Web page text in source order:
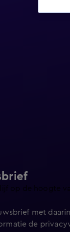
op de hoogte
met
de